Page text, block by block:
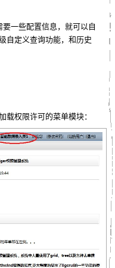
一些配置信息，就可以自
自定义查询功能，和历史
权限许可的菜单模块：